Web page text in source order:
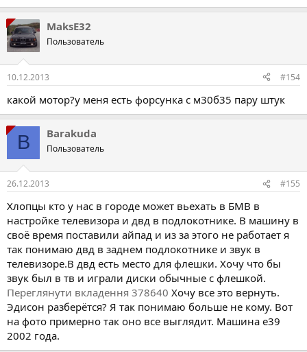
MaksE32
Пользователь
10.12.2013 #154
какой мотор?у меня есть форсунка с м30б35 пару штук
B Barakuda
Пользователь
26.12.2013 #155
Хлопцы кто у нас в городе может вьехать в БМВ в
настройке телевизора и двд в подлокотнике. В машину в
своё время поставили айпад и из за этого не работает я
так понимаю двд в заднем подлокотнике и звук в
телевизоре.В двд есть место для флешки. Хочу что бы
звук был в тв и играли диски обычные с флешкой.
Переглянути вкладення 378640 Хочу все это вернуть.
Эдисон разберётся? Я так понимаю больше не кому. Вот
на фото примерно так оно все выглядит. Машина е39
2002 года.